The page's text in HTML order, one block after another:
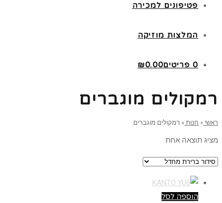
פטיפונים למכירה
המלצות מוזיקה
0 פריטים ₪0.00
רמקולים מוגברים
ראשי » חנות » רמקולים מוגברים
מציג תוצאה אחת
הוספה לסל